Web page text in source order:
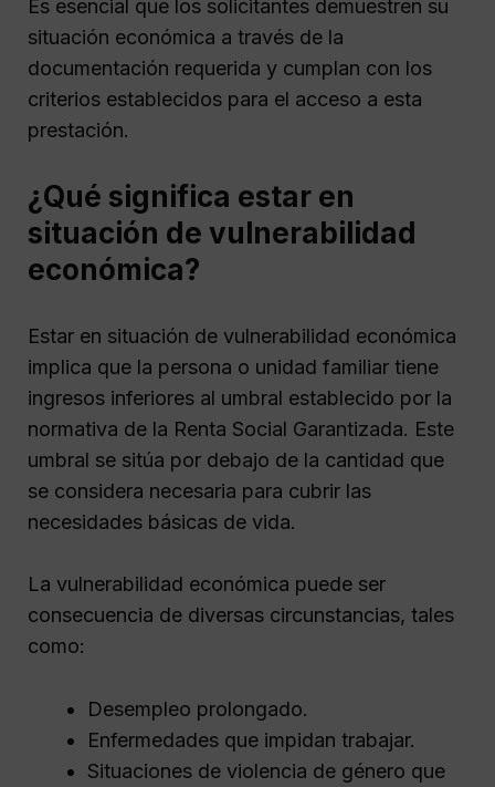
Es esencial que los solicitantes demuestren su
situación económica a través de la
documentación requerida y cumplan con los
criterios establecidos para el acceso a esta
prestación.
¿Qué significa estar en
situación de vulnerabilidad
económica?
Estar en situación de vulnerabilidad económica
implica que la persona o unidad familiar tiene
ingresos inferiores al umbral establecido por la
normativa de la Renta Social Garantizada. Este
umbral se sitúa por debajo de la cantidad que
se considera necesaria para cubrir las
necesidades básicas de vida.
La vulnerabilidad económica puede ser
consecuencia de diversas circunstancias, tales
como:
Desempleo prolongado.
Enfermedades que impidan trabajar.
Situaciones de violencia de género que